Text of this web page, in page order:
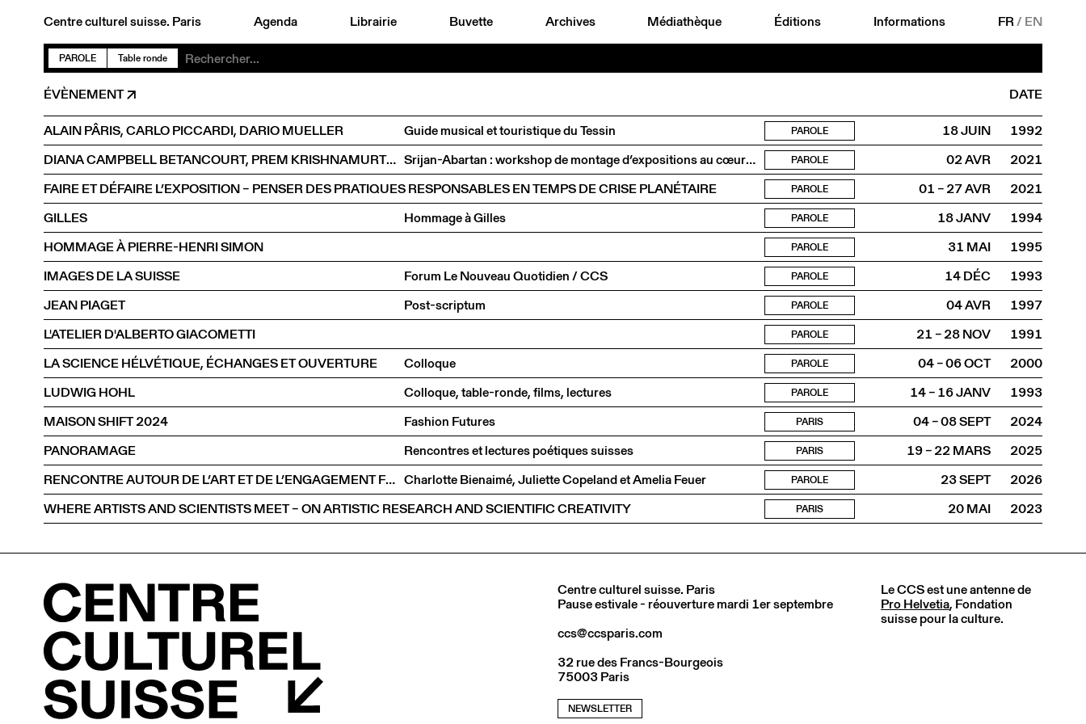
Centre culturel suisse. Paris Agenda Librairie Buvette Archives Médiathèque Éditions Informations FR/ EN
PAROLE Table ronde
ÉVÈNEMENT
DATE
ALAIN PÂRIS, CARLO PICCARDI, DARIO MUELLER
Guide musical et touristique du Tessin PAROLE 18 JUIN
1992
DIANA CAMPBELL BETANCOURT, PREM KRISHNAMURTHY, DRIES RODET, INTEZA SHARIAR & NINA PAIM
Srijan-Abartan : workshop de montage d’expositions au cœur du Dhaka Art Summit 2020 PAROLE 02 AVR
2021
FAIRE ET DÉFAIRE L’EXPOSITION – PENSER DES PRATIQUES RESPONSABLES EN TEMPS DE CRISE PLANÉTAIRE
PAROLE 01 – 27 AVR
2021
GILLES
Hommage à Gilles PAROLE 18 JANV
1994
HOMMAGE À PIERRE-HENRI SIMON
PAROLE 31 MAI
1995
IMAGES DE LA SUISSE
Forum Le Nouveau Quotidien / CCS PAROLE 14 DÉC
1993
JEAN PIAGET
Post-scriptum PAROLE 04 AVR
1997
L'ATELIER D'ALBERTO GIACOMETTI
PAROLE 21 – 28 NOV
1991
LA SCIENCE HÉLVÉTIQUE, ÉCHANGES ET OUVERTURE
Colloque PAROLE 04 – 06 OCT
2000
LUDWIG HOHL
Colloque, table-ronde, films, lectures PAROLE 14 – 16 JANV
1993
MAISON SHIFT 2024
Fashion Futures PARIS 04 – 08 SEPT
2024
PANORAMAGE
Rencontres et lectures poétiques suisses PARIS 19 – 22 MARS
2025
RENCONTRE AUTOUR DE L’ART ET DE L’ENGAGEMENT FÉMINISTE Charlotte Bienaimé, Juliette Copeland et Amelia Feuer PAROLE 23 SEPT
2026
WHERE ARTISTS AND SCIENTISTS MEET – ON ARTISTIC RESEARCH AND SCIENTIFIC CREATIVITY
PARIS 20 MAI 2023
Centre culturel suisse. Paris
Pause estivale - réouverture mardi 1er septembre
ccs@ccsparis.com
32 rue des Francs-Bourgeois
75003 Paris
NEWSLETTER
Le CCS est une antenne de
Pro Helvetia, Fondation
suisse pour la culture.